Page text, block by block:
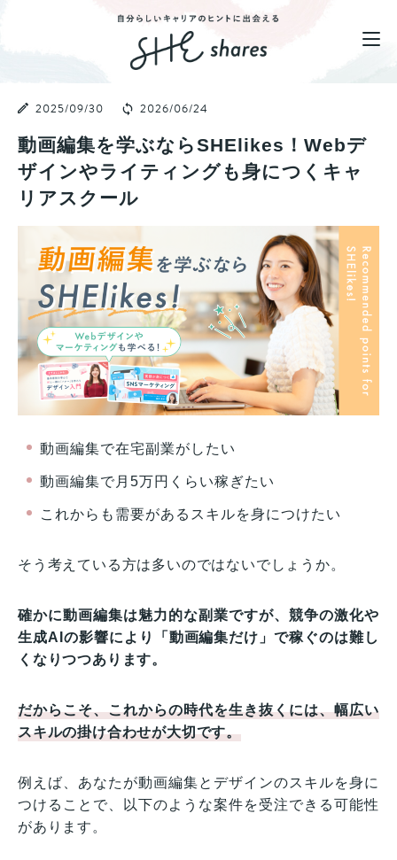
2025/09/30 2026/06/24
動画編集を学ぶならSHElikes！Webデ
ザインやライティングも身につくキャ
リアスクール
動画編集で在宅副業がしたい
動画編集で月5万円くらい稼ぎたい
これからも需要があるスキルを身につけたい
そう考えている方は多いのではないでしょうか。
確かに動画編集は魅力的な副業ですが、競争の激化や
生成AIの影響により「動画編集だけ」で稼ぐのは難し
くなりつつあります。
だからこそ、これからの時代を生き抜くには、幅広い
スキルの掛け合わせが大切です。
例えば、あなたが動画編集とデザインのスキルを身に
つけることで、以下のような案件を受注できる可能性
があります。